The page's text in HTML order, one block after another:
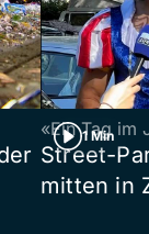
1 Min
«Ein Tag im
Street-
mitten in